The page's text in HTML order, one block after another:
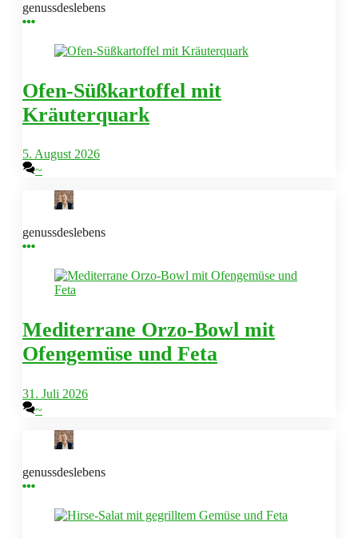
genussdeslebens
Ofen-Süßkartoffel mit
Kräuterquark
5. August 2026
~
genussdeslebens
Mediterrane Orzo-Bowl mit
Ofengemüse und Feta
31. Juli 2026
~
genussdeslebens